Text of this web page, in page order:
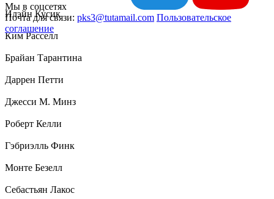
Илэйн Кусик
Ким Расселл
Брайан Тарантина
Даррен Петти
Джесси М. Минз
Роберт Келли
Гэбриэлль Финк
Монте Безелл
Себастьян Лакос
Мы в соцсетях
Почта для связи: pks3@tutamail.com Пользовательское
соглашение